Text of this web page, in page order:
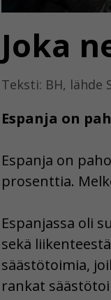
Joka
Teksti: BH, lähde
Espanja on
Espanja on
prosenttia.
Espanjassa oli
sekä
säästötoimia,
rankat